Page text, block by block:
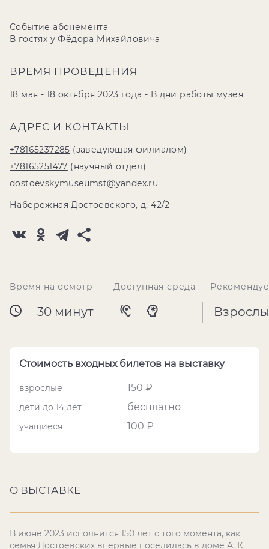
Событие абонемента
В гостях у Фёдора Михайловича
ВРЕМЯ ПРОВЕДЕНИЯ
18 мая - 18 октября 2023 года - В дни работы музея
АДРЕС И КОНТАКТЫ
+78165237285 (заведующая филиалом)
+78165251477 (научный отдел)
dostoevskymuseumst@yandex.ru
Набережная Достоевского, д. 42/2
Время на осмотр
30 минут
Доступная среда
Стоимость входных билетов на выставку
взрослые 150 ₽
дети до 14 лет бесплатно
учащиеся 100 ₽
О ВЫСТАВКЕ
В июне 2023 исполнится 150 лет с того момента, как
семья Достоевских впервые поселилась в доме А. К.